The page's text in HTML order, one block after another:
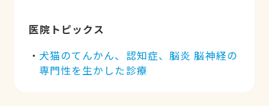
医院トピックス
犬猫のてんかん、認知症、脳炎 脳神経の
専門性を生かした診療